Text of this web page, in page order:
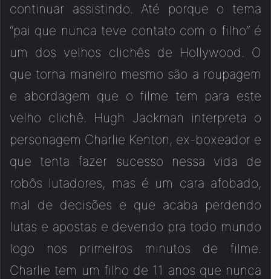
continuar assistindo. Até porque o tema
“pai que nunca teve contato com o filho” é
um dos velhos clichês de Hollywood. O
que torna maneiro mesmo são a roupagem
e abordagem que o filme tem para este
velho clichê. Hugh Jackman interpreta o
personagem Charlie Kenton, ex-boxeador e
que tenta fazer sucesso nessa vida de
robôs lutadores, mas é um cara afobado,
mal de decisões e que acaba perdendo
lutas e apostas e devendo pra todo mundo
logo nos primeiros minutos de filme.
Charlie tem um filho de 11 anos que nunca